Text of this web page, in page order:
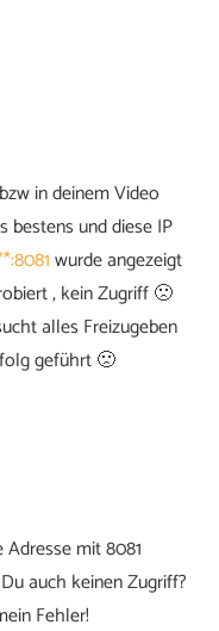
in deinem Video
bestens und diese IP
wurde angezeigt
, kein Zugriff 🙁
alles Freizugeben
geführt 🙁
mit 8081
auch keinen Zugriff?
Fehler!